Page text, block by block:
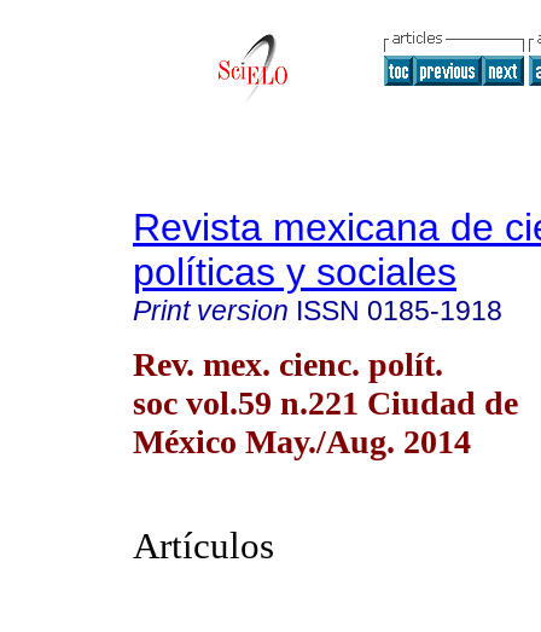
Revista mexicana de
políticas y sociales
Print version ISSN 0185-1918
Rev. mex. cienc. polít.
soc vol.59 n.221 Ciudad de
México May./Aug. 2014
Artículos